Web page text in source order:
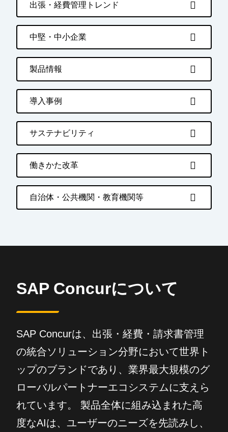
出張・経費管理トレンド
中堅・中小企業
製品情報
導入事例
サステナビリティ
働きかた改革
自治体・公共機関・教育機関等
SAP Concurについて
SAP Concurは、出張・経費・請求書管理
の統合ソリューション分野において世界ト
ップのブランドであり、業界最大規模のグ
ローバルパートナーエコシステムに支えら
れています。 製品全体に組み込まれた高
度なAIは、ユーザーのニーズを先読みし、